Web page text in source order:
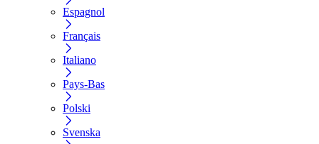
Espagnol
Français
Italiano
Pays-Bas
Polski
Svenska